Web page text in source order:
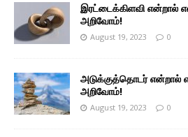
இரட்டைக்கிளவி
அறிவோம்!
August 19, 2023 0
அடுக்குத்தொடர்
அறிவோம்!
August 19, 2023 0